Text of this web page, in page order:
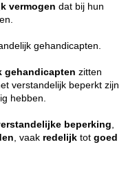
vermogen dat bij hun
gehandicapten.
gehandicapten zitten
verstandelijk beperkt zijn
hebben.
beperking,
, vaak redelijk tot goed